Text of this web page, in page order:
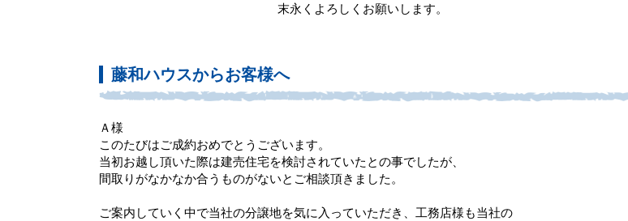
末永くよろしくお願いします。
藤和ハウスからお客様へ
Ａ様
このたびはご成約おめでとうございます。
当初お越し頂いた際は建売住宅を検討されていたとの事でしたが、
間取りがなかなか合うものがないとご相談頂きました。
ご案内していく中で当社の分譲地を気に入っていただき、工務店様も当社の